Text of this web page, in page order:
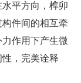
平方向，榫卯
件间的相互牵
作用下产生微
，完美诠释